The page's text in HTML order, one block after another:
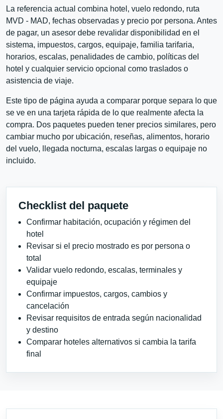
La referencia actual combina hotel, vuelo redondo, ruta
MVD - MAD, fechas observadas y precio por persona. Antes
de pagar, un asesor debe revalidar disponibilidad en el
sistema, impuestos, cargos, equipaje, familia tarifaria,
horarios, escalas, penalidades de cambio, políticas del
hotel y cualquier servicio opcional como traslados o
asistencia de viaje.
Este tipo de página ayuda a comparar porque separa lo que
se ve en una tarjeta rápida de lo que realmente afecta la
compra. Dos paquetes pueden tener precios similares, pero
cambiar mucho por ubicación, reseñas, alimentos, horario
del vuelo, llegada nocturna, escalas largas o equipaje no
incluido.
Checklist del paquete
Confirmar habitación, ocupación y régimen del
hotel
Revisar si el precio mostrado es por persona o
total
Validar vuelo redondo, escalas, terminales y
equipaje
Confirmar impuestos, cargos, cambios y
cancelación
Revisar requisitos de entrada según nacionalidad
y destino
Comparar hoteles alternativos si cambia la tarifa
final